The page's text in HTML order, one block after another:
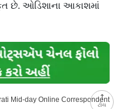
ટોચ
છે. ઓડિશાના આકાશમાં
Mid-day Online Correspondent